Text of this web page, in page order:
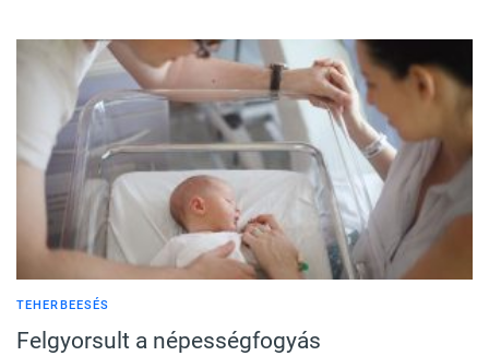
TEHERBEESÉS
Felgyorsult a népességfogyás